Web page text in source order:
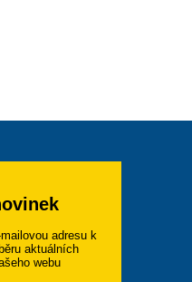
adresu k
aktuálních
webu